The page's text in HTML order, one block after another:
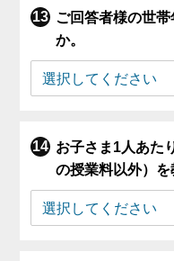
ご回答者様の世
か。
お子さま1人あた
の授業料以外）を